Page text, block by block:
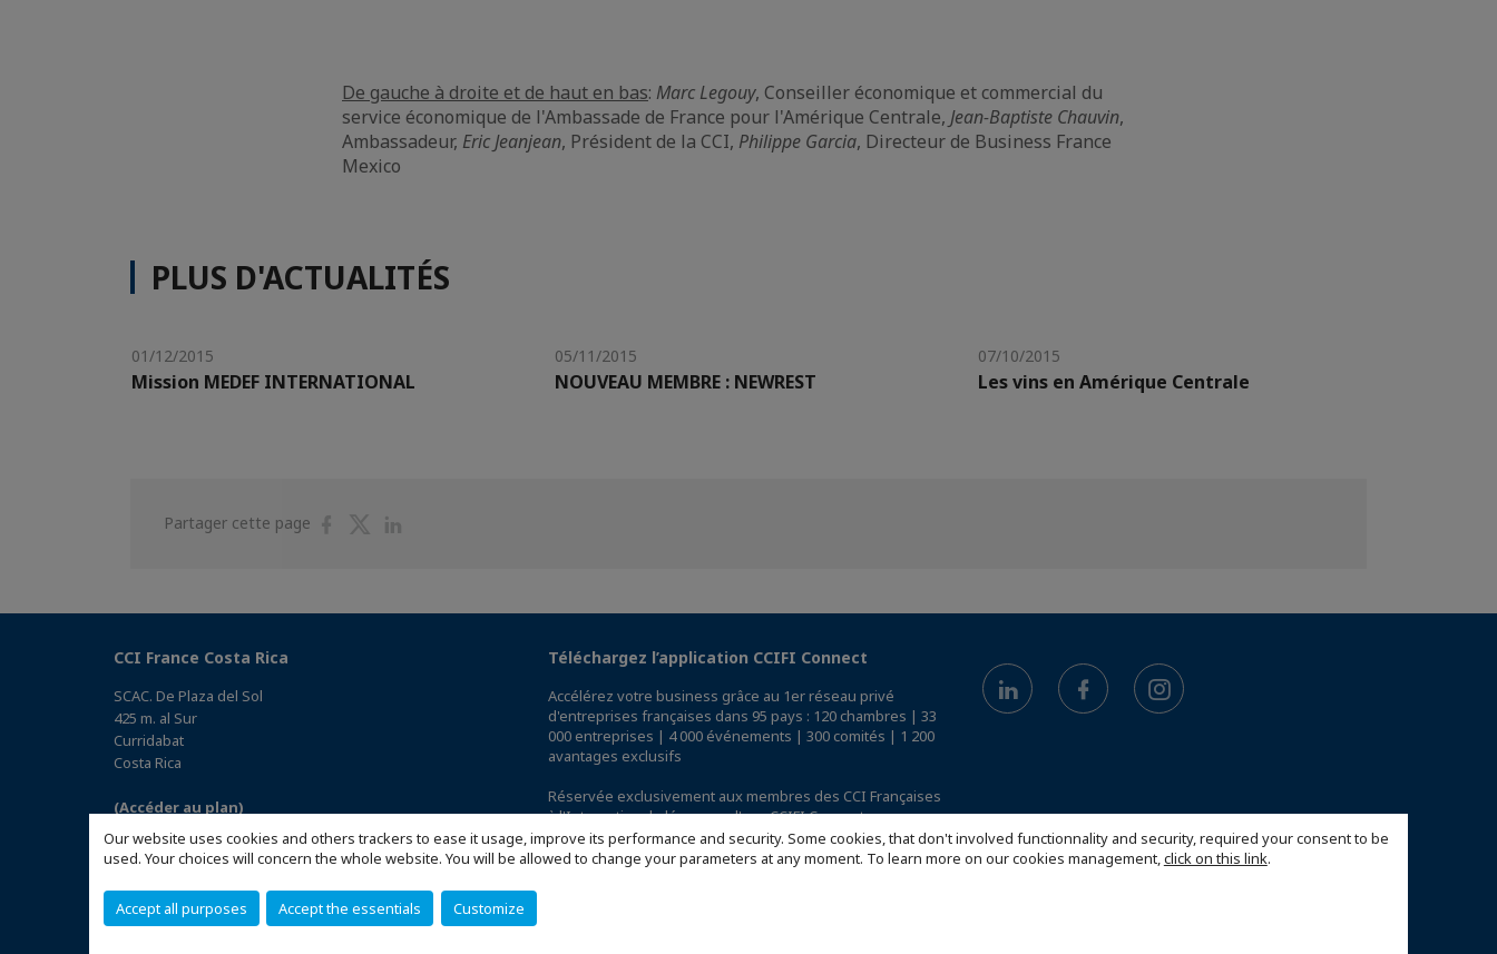
Our website uses cookies and others trackers to ease it usage, improve its performance and security. Some cookies, that don't involved functionnality and security, required your consent to be
used. Your choices will concern the whole website. You will be allowed to change your parameters at any moment. To learn more on our cookies management,click on this link.
Accept all purposes Accept the essentials Customize
De gauche à droite et de haut en bas: Marc Legouy, Conseiller économique et commercial du
service économique de l'Ambassade de France pour l'Amérique Centrale, Jean-Baptiste Chauvin,
Ambassadeur, Eric Jeanjean, Président de la CCI, Philippe Garcia, Directeur de Business France
Mexico
PLUS D'ACTUALITÉS
01/12/2015
Mission MEDEF INTERNATIONAL
05/11/2015
NOUVEAU MEMBRE : NEWREST
07/10/2015
Les vins en Amérique Centrale
Partager cette page
PartagerPartager
CCI France Costa Rica
SCAC. De Plaza del Sol
425 m. al Sur
Curridabat
Costa Rica
(Accéder au plan)
Téléchargez l’application CCIFI Connect
Accélérez votre business grâce au 1er réseau privé
d'entreprises françaises dans 95 pays : 120 chambres | 33
000 entreprises | 4 000 événements | 300 comités | 1 200
avantages exclusifs
Réservée exclusivement aux membres des CCI Françaises
à l'International,découvrez l'app CCIFI Connect.